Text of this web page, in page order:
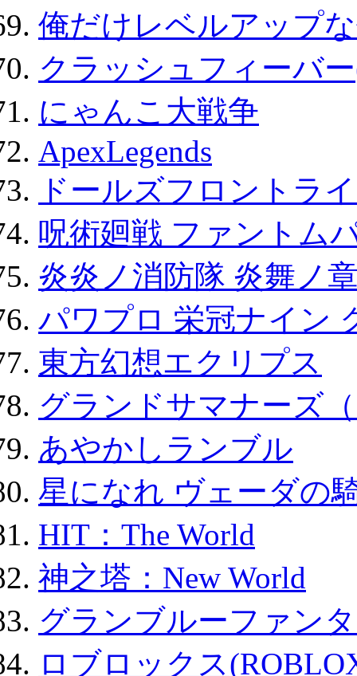
俺だけレベルアップ
クラッシュフィーバ
にゃんこ大戦争
ApexLegends
ドールズフロントラ
呪術廻戦 ファントム
炎炎ノ消防隊 炎舞ノ
パワプロ 栄冠ナイン
東方幻想エクリプス
グランドサマナーズ
あやかしランブル
星になれ ヴェーダの
HIT：The World
神之塔：New World
グランブルーファン
ロブロックス